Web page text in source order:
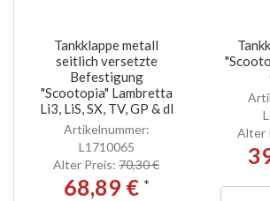
Tankklappe metall
seitlich versetzte
Befestigung
"Scootopia" Lambretta
Li3, LiS, SX, TV, GP & dl
Artikelnummer:
L1710065
Alter Preis: 70,30 €
68,89 € *
Alter